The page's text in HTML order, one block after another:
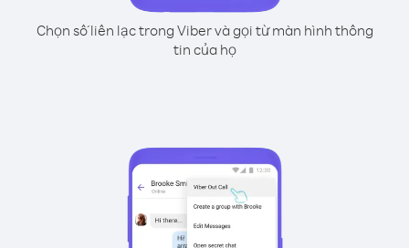
Chọn số liên lạc trong Viber và gọi từ màn hình thông
tin của họ